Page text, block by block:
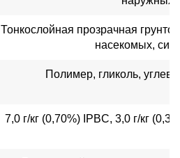
Тонкослойная прозрачная
насекомых,
Полимер, гликоль,
7,0 г/кг (0,70%) IPBC, 3,0 г/кг